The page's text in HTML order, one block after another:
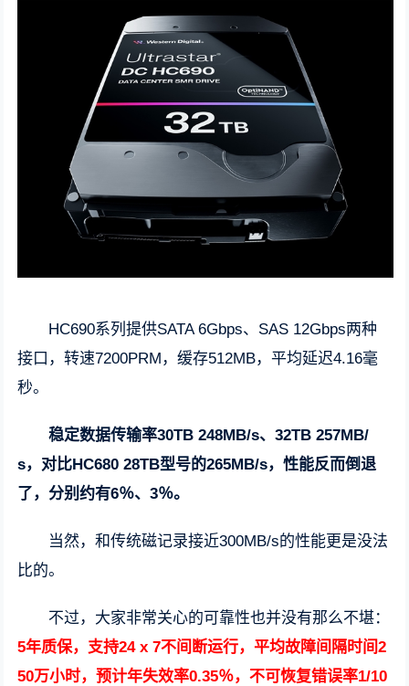
HC690系列提供SATA 6Gbps、SAS 12Gbps两种
接口，转速7200PRM，缓存512MB，平均延迟4.16毫
秒。
稳定数据传输率30TB 248MB/s、32TB 257MB/
s，对比HC680 28TB型号的265MB/s，性能反而倒退
了，分别约有6％、3％。
当然，和传统磁记录接近300MB/s的性能更是没法
比的。
不过，大家非常关心的可靠性也并没有那么不堪：
5年质保，支持24 x 7不间断运行，平均故障间隔时间2
50万小时，预计年失效率0.35％，不可恢复错误率1/10